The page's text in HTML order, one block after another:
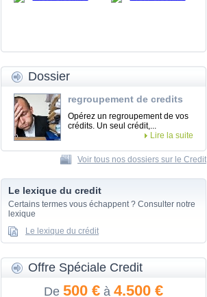
Dossier
regroupement de credits
Opérez un regroupement de vos
crédits. Un seul crédit,...
Lire la suite
Voir tous nos dossiers sur le Credit
Le lexique du credit
Certains termes vous échappent ? Consulter notre
lexique
Le lexique du crédit
Offre Spéciale Credit
De 500 € à 4.500 €